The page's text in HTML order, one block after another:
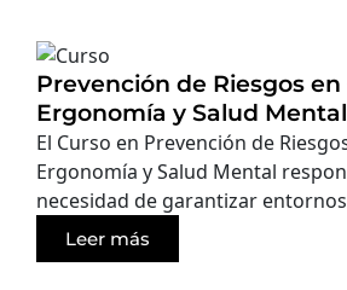
Prevención de Riesgos
Ergonomía y Salud Mental
El Curso en Prevención de
Ergonomía y Salud Mental
necesidad de garantizar
Leer más